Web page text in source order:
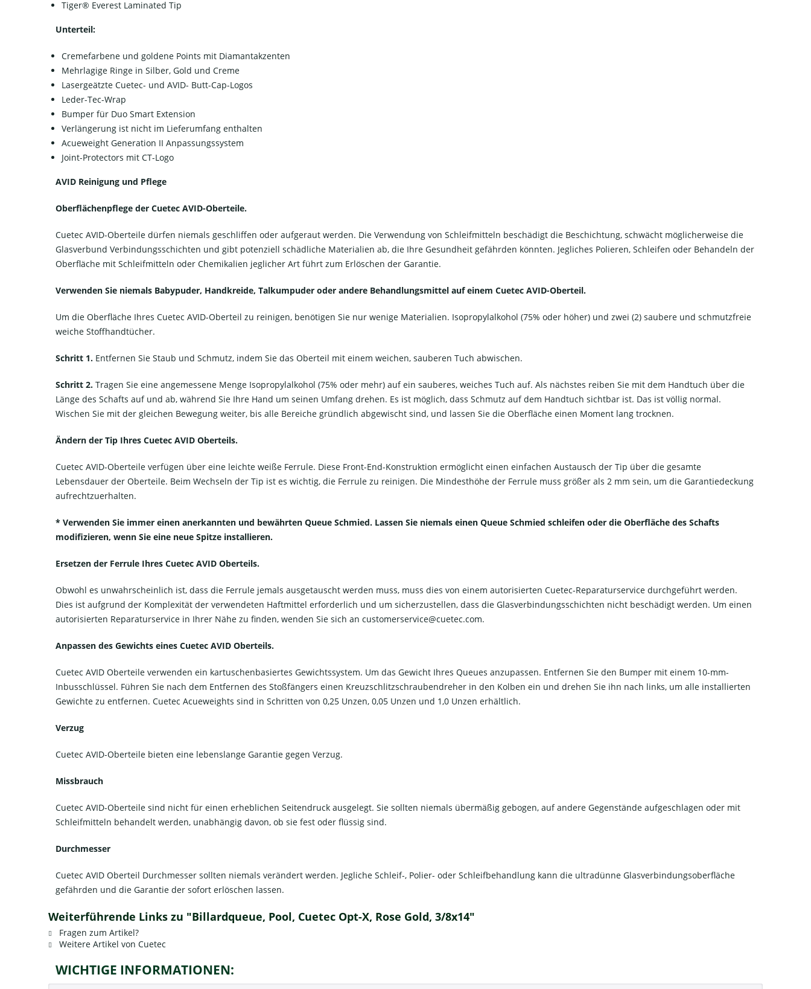
Tiger® Everest Laminated Tip
Unterteil:
Cremefarbene und goldene Points mit Diamantakzenten
Mehrlagige Ringe in Silber, Gold und Creme
Lasergeätzte Cuetec- und AVID- Butt-Cap-Logos
Leder-Tec-Wrap
Bumper für Duo Smart Extension
Verlängerung ist nicht im Lieferumfang enthalten
Acueweight Generation II Anpassungssystem
Joint-Protectors mit CT-Logo
AVID Reinigung und Pflege
Oberflächenpflege der Cuetec AVID-Oberteile.
Cuetec AVID-Oberteile dürfen niemals geschliffen oder aufgeraut werden. Die Verwendung von Schleifmitteln beschädigt die Beschichtung, schwächt möglicherweise die
Glasverbund Verbindungsschichten und gibt potenziell schädliche Materialien ab, die Ihre Gesundheit gefährden könnten. Jegliches Polieren, Schleifen oder Behandeln der
Oberfläche mit Schleifmitteln oder Chemikalien jeglicher Art führt zum Erlöschen der Garantie.
Verwenden Sie niemals Babypuder, Handkreide, Talkumpuder oder andere Behandlungsmittel auf einem Cuetec AVID-Oberteil.
Um die Oberfläche Ihres Cuetec AVID-Oberteil zu reinigen, benötigen Sie nur wenige Materialien. Isopropylalkohol (75% oder höher) und zwei (2) saubere und schmutzfreie
weiche Stoffhandtücher.
Schritt 1.Entfernen Sie Staub und Schmutz, indem Sie das Oberteil mit einem weichen, sauberen Tuch abwischen.
Schritt 2.Tragen Sie eine angemessene Menge Isopropylalkohol (75% oder mehr) auf ein sauberes, weiches Tuch auf. Als nächstes reiben Sie mit dem Handtuch über die
Länge des Schafts auf und ab, während Sie Ihre Hand um seinen Umfang drehen. Es ist möglich, dass Schmutz auf dem Handtuch sichtbar ist. Das ist völlig normal.
Wischen Sie mit der gleichen Bewegung weiter, bis alle Bereiche gründlich abgewischt sind, und lassen Sie die Oberfläche einen Moment lang trocknen.
Ändern der Tip Ihres Cuetec AVID Oberteils.
Cuetec AVID-Oberteile verfügen über eine leichte weiße Ferrule. Diese Front-End-Konstruktion ermöglicht einen einfachen Austausch der Tip über die gesamte
Lebensdauer der Oberteile. Beim Wechseln der Tip ist es wichtig, die Ferrule zu reinigen. Die Mindesthöhe der Ferrule muss größer als 2 mm sein, um die Garantiedeckung
aufrechtzuerhalten.
* Verwenden Sie immer einen anerkannten und bewährten Queue Schmied. Lassen Sie niemals einen Queue Schmied schleifen oder die Oberfläche des Schafts
modifizieren, wenn Sie eine neue Spitze installieren.
Ersetzen der Ferrule Ihres Cuetec AVID Oberteils.
Obwohl es unwahrscheinlich ist, dass die Ferrule jemals ausgetauscht werden muss, muss dies von einem autorisierten Cuetec-Reparaturservice durchgeführt werden.
Dies ist aufgrund der Komplexität der verwendeten Haftmittel erforderlich und um sicherzustellen, dass die Glasverbindungsschichten nicht beschädigt werden. Um einen
autorisierten Reparaturservice in Ihrer Nähe zu finden, wenden Sie sich an customerservice@cuetec.com.
Anpassen des Gewichts eines Cuetec AVID Oberteils.
Cuetec AVID Oberteile verwenden ein kartuschenbasiertes Gewichtssystem. Um das Gewicht Ihres Queues anzupassen. Entfernen Sie den Bumper mit einem 10-mm-
Inbusschlüssel. Führen Sie nach dem Entfernen des Stoßfängers einen Kreuzschlitzschraubendreher in den Kolben ein und drehen Sie ihn nach links, um alle installierten
Gewichte zu entfernen. Cuetec Acueweights sind in Schritten von 0,25 Unzen, 0,05 Unzen und 1,0 Unzen erhältlich.
Verzug
Cuetec AVID-Oberteile bieten eine lebenslange Garantie gegen Verzug.
Missbrauch
Cuetec AVID-Oberteile sind nicht für einen erheblichen Seitendruck ausgelegt. Sie sollten niemals übermäßig gebogen, auf andere Gegenstände aufgeschlagen oder mit
Schleifmitteln behandelt werden, unabhängig davon, ob sie fest oder flüssig sind.
Durchmesser
Cuetec AVID Oberteil Durchmesser sollten niemals verändert werden. Jegliche Schleif-, Polier- oder Schleifbehandlung kann die ultradünne Glasverbindungsoberfläche
gefährden und die Garantie der sofort erlöschen lassen.
Weiterführende Links zu "Billardqueue, Pool, Cuetec Opt-X, Rose Gold, 3/8x14"
Fragen zum Artikel?
Weitere Artikel von Cuetec
WICHTIGE INFORMATIONEN: